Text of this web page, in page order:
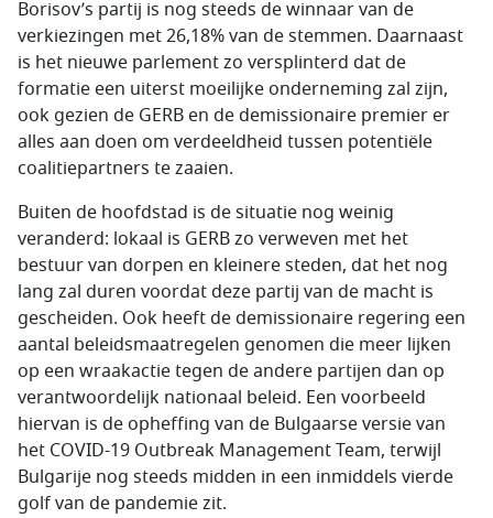
Borisov’s partij is nog steeds de winnaar van de
verkiezingen met 26,18% van de stemmen. Daarnaast
is het nieuwe parlement zo versplinterd dat de
formatie een uiterst moeilijke onderneming zal zijn,
ook gezien de GERB en de demissionaire premier er
alles aan doen om verdeeldheid tussen potentiële
coalitiepartners te zaaien.
Buiten de hoofdstad is de situatie nog weinig
veranderd: lokaal is GERB zo verweven met het
bestuur van dorpen en kleinere steden, dat het nog
lang zal duren voordat deze partij van de macht is
gescheiden. Ook heeft de demissionaire regering een
aantal beleidsmaatregelen genomen die meer lijken
op een wraakactie tegen de andere partijen dan op
verantwoordelijk nationaal beleid. Een voorbeeld
hiervan is de opheffing van de Bulgaarse versie van
het COVID-19 Outbreak Management Team, terwijl
Bulgarije nog steeds midden in een inmiddels vierde
golf van de pandemie zit.